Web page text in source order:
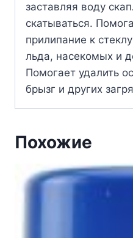
заставляя воду
скатываться.
прилипание к
льда, насекомых и
Помогает удалить
брызг и других
Похожие